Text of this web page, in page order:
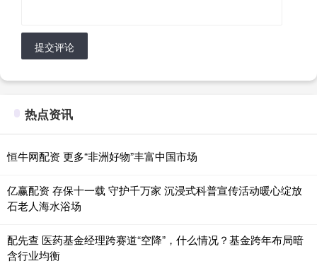
提交评论
热点资讯
恒牛网配资 更多“非洲好物”丰富中国市场
亿赢配资 存保十一载 守护千万家 沉浸式科普宣传活动暖心绽放
石老人海水浴场
配先查 医药基金经理跨赛道“空降”，什么情况？基金跨年布局暗
含行业均衡